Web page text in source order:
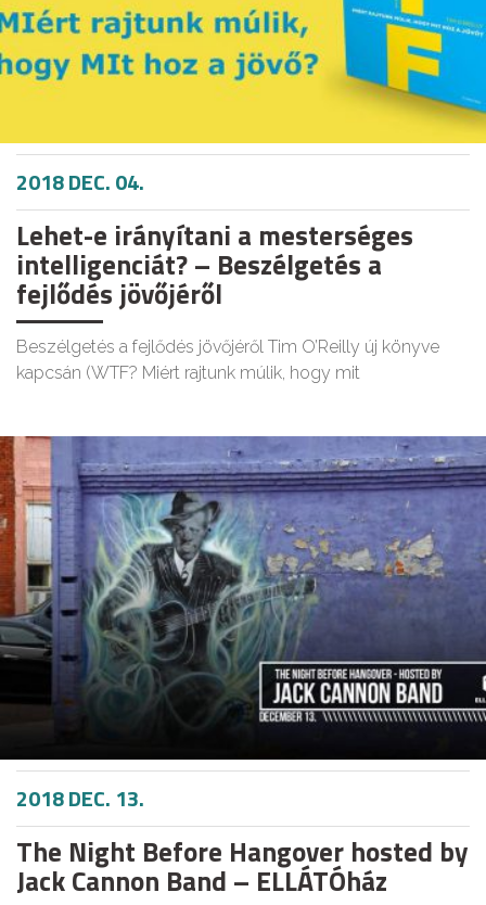
2018 DEC. 04.
Lehet-e irányítani a mesterséges
intelligenciát? – Beszélgetés a
fejlődés jövőjéről
Beszélgetés a fejlődés jövőjéről Tim O’Reilly új könyve
kapcsán (WTF? Miért rajtunk múlik, hogy mit
2018 DEC. 13.
The Night Before Hangover hosted by
Jack Cannon Band – ELLÁTÓház